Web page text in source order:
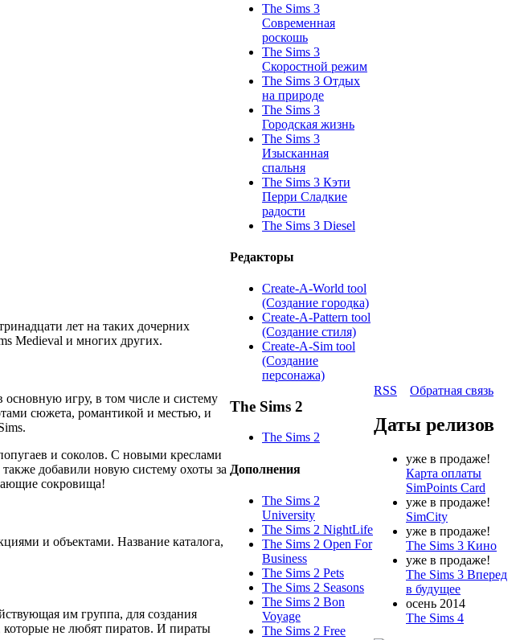
лет на таких дочерних
Medieval и многих других.
игру, в том числе и систему
сюжета, романтикой и местью, и
и соколов. С новыми креслами
добавили новую систему охоты за
сокровища!
и объектами. Название каталога,
им группа, для создания
не любят пиратов. И пираты
The Sims 3
Современная
роскошь
The Sims 3
Скоростной режим
The Sims 3 Отдых
на природе
The Sims 3
Городская жизнь
The Sims 3
Изысканная
спальня
The Sims 3 Кэти
Перри Сладкие
радости
The Sims 3 Diesel
Редакторы
Create-A-World tool
(Создание городка)
Create-A-Pattern tool
(Создание стиля)
Create-A-Sim tool
(Создание
персонажа)
The Sims 2
The Sims 2
Дополнения
The Sims 2
University
The Sims 2 NightLife
The Sims 2 Open For
Business
The Sims 2 Pets
The Sims 2 Seasons
The Sims 2 Bon
Voyage
The Sims 2 Free
RSS Обратная связь
Даты релизов
уже в продаже!
Карта оплаты
SimPoints Card
уже в продаже!
SimCity
уже в продаже!
The Sims 3 Кино
уже в продаже!
The Sims 3 Вперед
в будущее
осень 2014
The Sims 4